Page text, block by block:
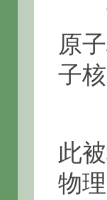
世
原
子核
中
此
物